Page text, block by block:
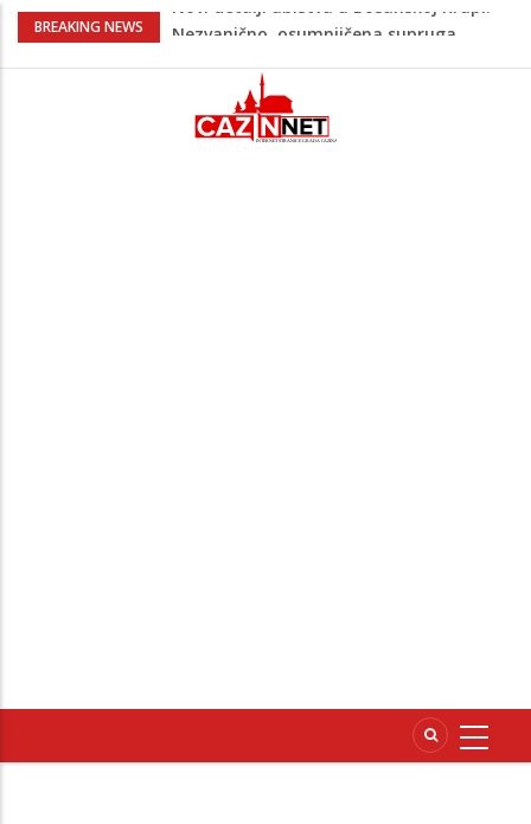
BREAKING NEWS
Na Ahiret preselila Bešić (rođ. Blažević)
Na Ahiret preselio ŠUPUK (Refik) ŠEFIK
Evo koje države su zasad za, a koje
protiv Infantina na izborima: Srbija i